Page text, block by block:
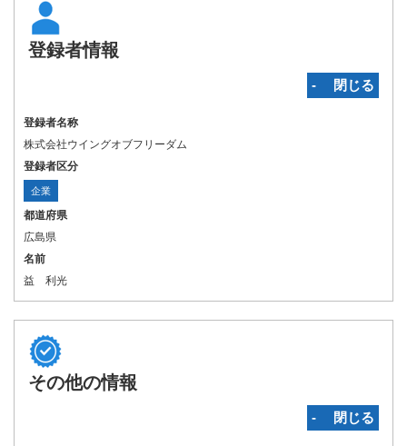
登録者情報
‐ 閉じる
登録者名称
株式会社ウイングオブフリーダム
登録者区分
企業
都道府県
広島県
名前
益 利光
その他の情報
‐ 閉じる